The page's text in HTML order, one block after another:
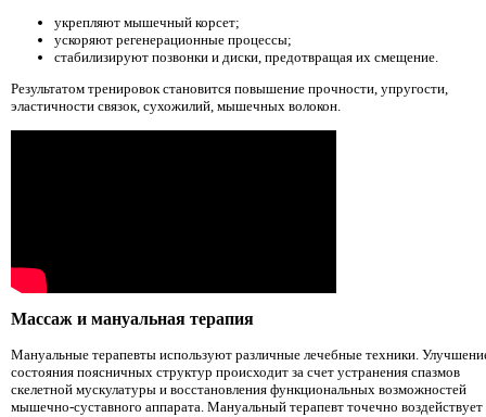
укрепляют мышечный корсет;
ускоряют регенерационные процессы;
стабилизируют позвонки и диски, предотвращая их смещение.
Результатом тренировок становится повышение прочности, упругости,
эластичности связок, сухожилий, мышечных волокон.
Массаж и мануальная терапия
Мануальные терапевты используют различные лечебные техники.
состояния поясничных структур происходит за счет устранения спазмов
скелетной мускулатуры и восстановления функциональных возможностей
мышечно-суставного аппарата. Мануальный терапевт точечно воздействует